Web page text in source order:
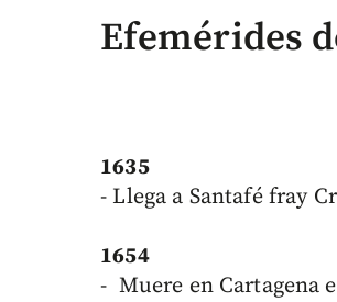
Efemérides
1635
- Llega a Santafé fray
1654
- Muere en Cartagena